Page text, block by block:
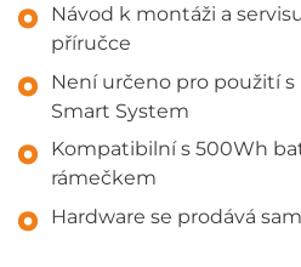
Návod k montáži a
příručce
Není určeno pro použití
Smart System
Kompatibilní s 500Wh
rámečkem
Hardware se prodává